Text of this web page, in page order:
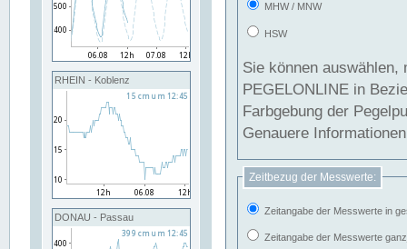
RHEIN - Koblenz
DONAU - Passau
MHW / MNW
HSW
Sie können
PEGELONLINE in Beziehung
Farbgebung der
Genauere
Zeitbezug der Messwerte:
Zeitangabe der Messwerte in
Zeitangabe der Messwerte